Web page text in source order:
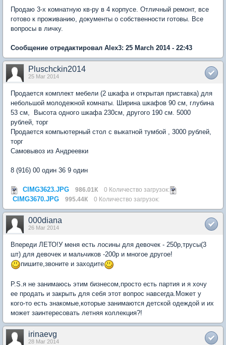
Продаю 3-х комнатную кв-ру в 4 корпусе. Отличный ремонт, все
готово к проживанию, документы о собственности готовы. Все
вопросы в личку.
Сообщение отредактировал Alex3: 25 March 2014 - 22:43
Pluschckin2014
25 Mar 2014
Продается комплект мебели (2 шкафа и открытая приставка) для
небольшой молодежной комнаты. Ширина шкафов 90 см, глубина
53 см, Высота одного шкафа 230см, другого 190 см. 5000
рублей, торг
Продается компьютерный стол с выкатной тумбой , 3000 рублей,
торг
Самовывоз из Андреевки
8 (916) 00 один 36 9 один
CIMG3623.JPG 986.01К 0 Количество загрузок:
CIMG3670.JPG 995.44К 0 Количество загрузок:
000diana
26 Mar 2014
Впереди ЛЕТО!У меня есть лосины для девочек - 250р,трусы(3
шт) для девочек и мальчиков -200р и многое другое!
пишите,звоните и заходите
P.S.я не занимаюсь этим бизнесом,просто есть партия и я хочу
ее продать и закрыть для себя этот вопрос навсегда.Может у
кого-то есть знакомые,которые занимаются детской одеждой и их
может заинтересовать летняя коллекция?!
irinaevg
28 Mar 2014